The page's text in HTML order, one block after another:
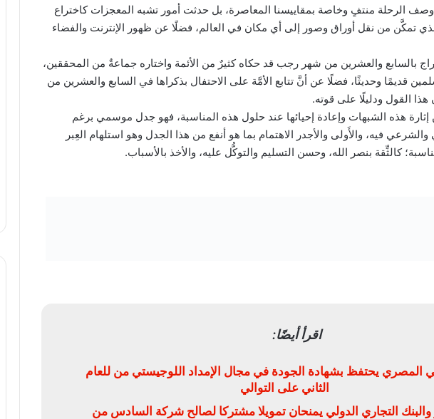
الرحلة منتفٍ وخاصة بمقاييسنا المعاصرة، بل حدثت أمور تشبه المعجزات كاختراع
تمكَّن من نقل أوراق وصور إلى أي مكان في العالم، فضلًا عن ظهور الإنترنت والفضاء
بالسابع والعشرين من شهر رجب قد حكاه كثيرٌ من الأئمة واختاره جماعةٌ من المحققين،
قديمًا وحديثًا، فضلًا عن أنَّ تتابع الأمَّة على الاحتفال بذكراها في السابع والعشرين من
القول ودليلًا على قوته.
إثارة هذه الشبهات وإعادة إحيائها عند حلول هذه المناسبة، فهو جدل موسمي برغم
فيه، والأَولى والأجدر الاهتمام بما هو أنفع من هذا الجدل وهو استلهام العِبر
كالثِّقة بنصر الله، وحسن التسليم والتوكُّل عليه، والأخذ بالأسباب.
اقرأ أيضًا:
المصري يحتفظ بشهادة الجودة في مجال الإمداد اللوجيستي من للعام
الثاني على التوالي
التجاري الدولي يمنحان تمويلا مشتركا لصالح شركة السادس من